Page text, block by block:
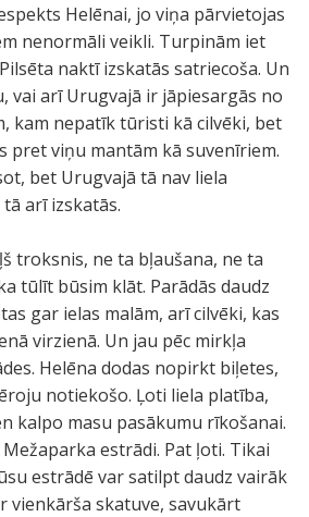
Helēnai, jo viņa pārvietojas
nenormāli veikli. Turpinām iet
naktī izskatās satriecoša. Un
vai arī Urugvajā ir jāpiesargās no
kam nepatīk tūristi kā cilvēki, bet
pret viņu mantām kā suvenīriem.
bet Urugvajā tā nav liela
arī izskatās.
troksnis, ne ta bļaušana, ne ta
tūlīt būsim klāt. Parādās daudz
gar ielas malām, arī cilvēki, kas
virzienā. Un jau pēc mirkļa
Helēna dodas nopirkt biļetes,
notiekošo. Ļoti liela platība,
kalpo masu pasākumu rīkošanai.
estrādi. Pat ļoti. Tikai
estrādē var satilpt daudz vairāk
vienkārša skatuve, savukārt